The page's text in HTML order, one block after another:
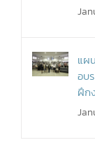
แผ
อบ
ฝึก